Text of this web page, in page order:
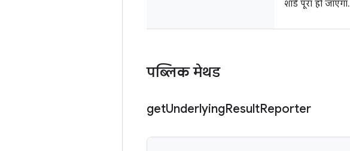
शार्ड पूरा हो जाएगा.
पब्लिक मेथड
getUnderlyingResultReporter